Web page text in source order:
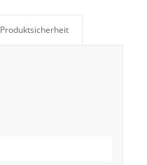
Produktsicherheit